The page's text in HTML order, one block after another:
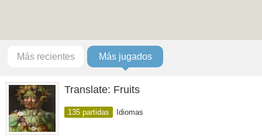
Más recientes Más jugados
Translate: Fruits
135 partidas Idiomas